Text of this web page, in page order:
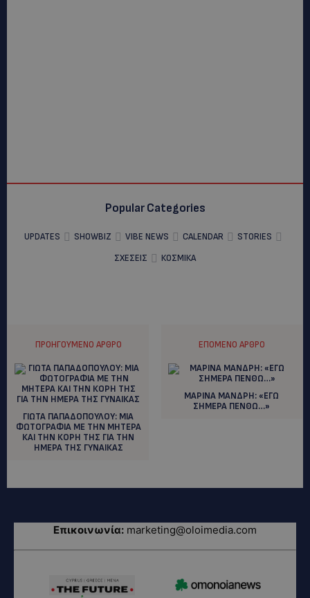
Popular Categories
UPDATES SHOWBIZ VIBE NEWS CALENDAR
STORIES
ΣΧΕΣΕΙΣ
ΚΟΣΜΙΚΑ
ΠΡΟΗΓΟΎΜΕΝΟ ΆΡΘΡΟ
ΓΙΩΤΑ ΠΑΠΑΔΟΠΟΥΛΟΥ: ΜΙΑ
ΦΩΤΟΓΡΑΦΙΑ ΜΕ ΤΗΝ ΜΗΤΕΡΑ
ΚΑΙ ΤΗΝ ΚΟΡΗ ΤΗΣ ΓΙΑ ΤΗΝ
ΗΜΕΡΑ ΤΗΣ ΓΥΝΑΙΚΑΣ
ΕΠΌΜΕΝΟ ΆΡΘΡΟ
ΜΑΡΙΝΑ ΜΑΝΔΡΗ: «ΕΓΩ
ΣΗΜΕΡΑ ΠΕΝΘΩ…»
Επικοινωνία: marketing@oloimedia.com